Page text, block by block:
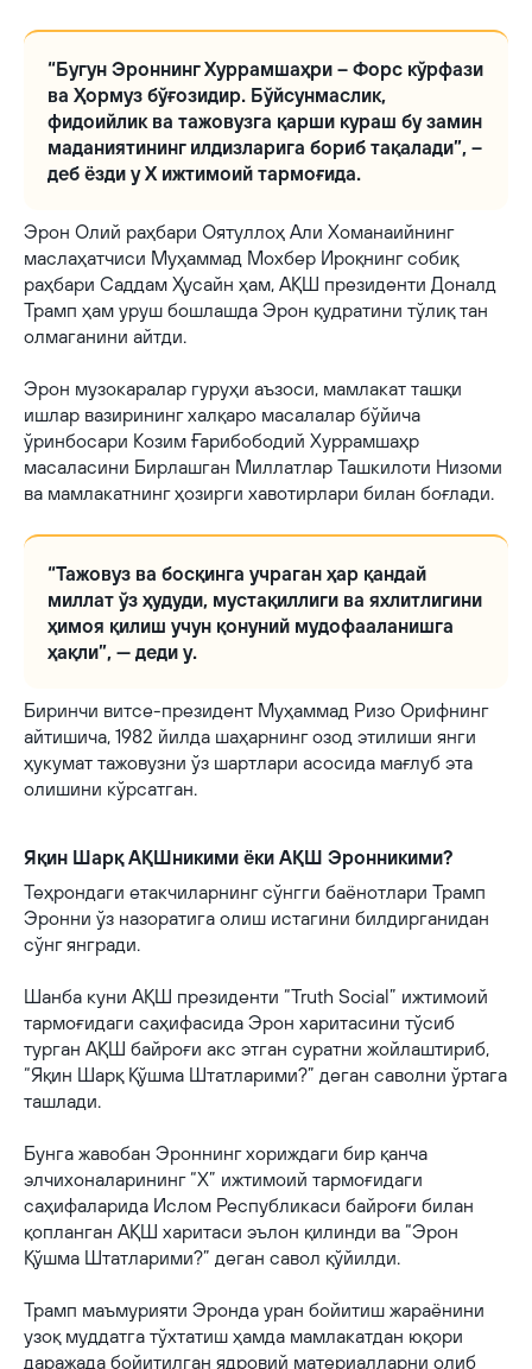
“Бугун Эроннинг Хуррамшаҳри – Форс кўрфази
ва Ҳормуз бўғозидир. Бўйсунмаслик,
фидоийлик ва тажовузга қарши кураш бу замин
маданиятининг илдизларига бориб тақалади”, –
деб ёзди у X ижтимоий тармоғида.
Эрон Олий раҳбари Оятуллоҳ Али Хоманаийнинг
маслаҳатчиси Муҳаммад Мохбер Ироқнинг собиқ
раҳбари Саддам Ҳусайн ҳам, АҚШ президенти Доналд
Трамп ҳам уруш бошлашда Эрон қудратини тўлиқ тан
олмаганини айтди.
Эрон музокаралар гуруҳи аъзоси, мамлакат ташқи
ишлар вазирининг халқаро масалалар бўйича
ўринбосари Козим Ғарибободий Хуррамшаҳр
масаласини Бирлашган Миллатлар Ташкилоти Низоми
ва мамлакатнинг ҳозирги хавотирлари билан боғлади.
“Тажовуз ва босқинга учраган ҳар қандай
миллат ўз ҳудуди, мустақиллиги ва яхлитлигини
ҳимоя қилиш учун қонуний мудофааланишга
ҳақли”, — деди у.
Биринчи витсе-президент Муҳаммад Ризо Орифнинг
айтишича, 1982 йилда шаҳарнинг озод этилиши янги
ҳукумат тажовузни ўз шартлари асосида мағлуб эта
олишини кўрсатган.
Яқин Шарқ АҚШникими ёки АҚШ Эронникими?
Теҳрондаги етакчиларнинг сўнгги баёнотлари Трамп
Эронни ўз назоратига олиш истагини билдирганидан
сўнг янгради.
Шанба куни АҚШ президенти “Truth Social” ижтимоий
тармоғидаги саҳифасида Эрон харитасини тўсиб
турган АҚШ байроғи акс этган суратни жойлаштириб,
“Яқин Шарқ Қўшма Штатларими?” деган саволни ўртага
ташлади.
Бунга жавобан Эроннинг хориждаги бир қанча
элчихоналарининг “Х” ижтимоий тармоғидаги
саҳифаларида Ислом Республикаси байроғи билан
қопланган АҚШ харитаси эълон қилинди ва “Эрон
Қўшма Штатларими?” деган савол қўйилди.
Трамп маъмурияти Эронда уран бойитиш жараёнини
узоқ муддатга тўхтатиш ҳамда мамлакатдан юқори
даражада бойитилган ядровий материалларни олиб